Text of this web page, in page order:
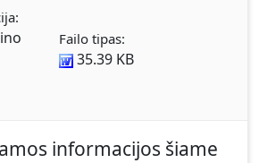
Failo tipas:
35.39 KB
informacijos šiame